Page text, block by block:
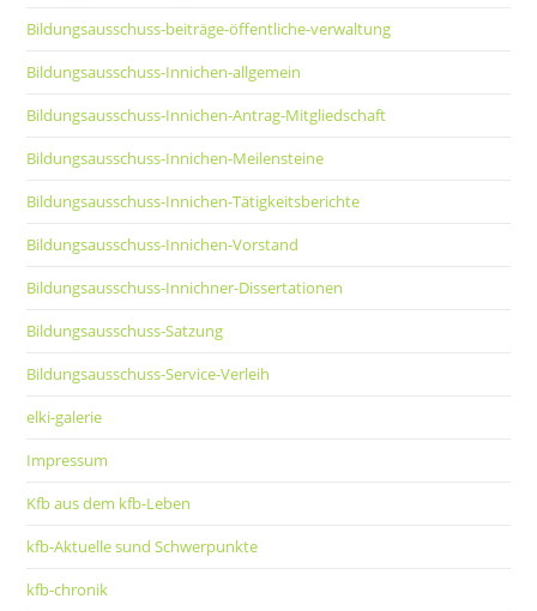
Bildungsausschuss-beiträge-öffentliche-verwaltung
Bildungsausschuss-Innichen-allgemein
Bildungsausschuss-Innichen-Antrag-Mitgliedschaft
Bildungsausschuss-Innichen-Meilensteine
Bildungsausschuss-Innichen-Tätigkeitsberichte
Bildungsausschuss-Innichen-Vorstand
Bildungsausschuss-Innichner-Dissertationen
Bildungsausschuss-Satzung
Bildungsausschuss-Service-Verleih
elki-galerie
Impressum
Kfb aus dem kfb-Leben
kfb-Aktuelle sund Schwerpunkte
kfb-chronik